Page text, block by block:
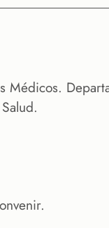
Médicos.